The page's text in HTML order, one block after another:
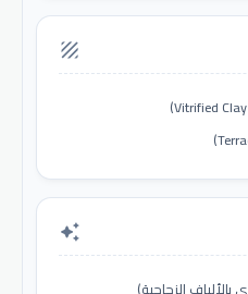
texture
auto_awesome